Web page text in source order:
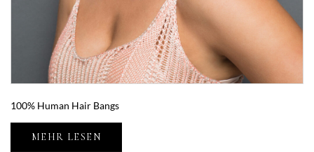
100% Human Hair Bangs
MEHR LESEN